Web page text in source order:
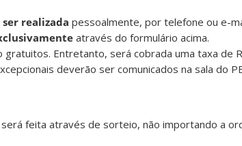
ser realizada pessoalmente, por telefone ou e-
através do formulário acima.
gratuitos. Entretanto, será cobrada uma taxa de
deverão ser comunicados na sala do
será feita através de sorteio, não importando a